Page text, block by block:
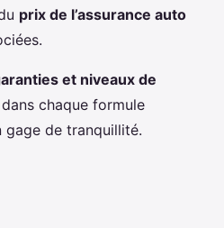
prix de l’assurance auto
et niveaux de
chaque formule
gage de tranquillité.